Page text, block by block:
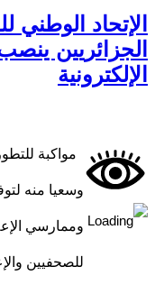
الإتحاد الوطني
الجزائريين
الإلكترونية
مواكبة
وسعيا منه
وممارسي
للصحفيين